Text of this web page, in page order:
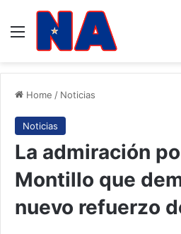
Menu
Home / Noticias
Noticias
La admiración
Montillo que
nuevo refuerzo